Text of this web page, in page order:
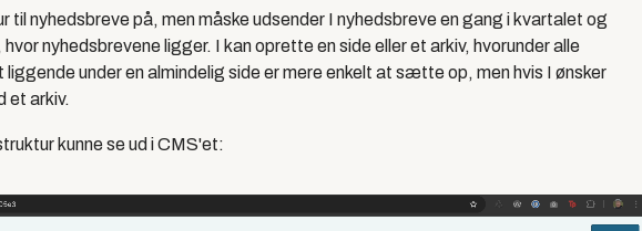
nyhedsbreve på, men måske udsender I nyhedsbreve en gang i kvartalet og
nyhedsbrevene ligger. I kan oprette en side eller et arkiv, hvorunder alle
under en almindelig side er mere enkelt at sætte op, men hvis I ønsker
et arkiv.
kunne se ud i CMS'et: